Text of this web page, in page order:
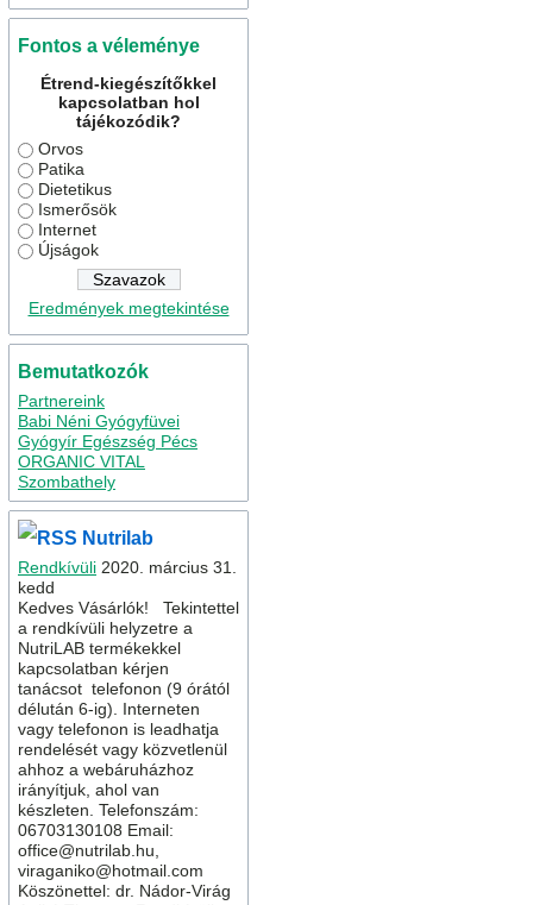
Fontos a véleménye
Étrend-kiegészítőkkel
kapcsolatban hol
tájékozódik?
Orvos
Patika
Dietetikus
Ismerősök
Internet
Újságok
Eredmények megtekintése
Bemutatkozók
Partnereink
Babi Néni Gyógyfüvei
Gyógyír Egészség Pécs
ORGANIC VITAL
Szombathely
Nutrilab
Rendkívüli 2020. március 31.
kedd
Kedves Vásárlók! Tekintettel
a rendkívüli helyzetre a
NutriLAB termékekkel
kapcsolatban kérjen
tanácsot telefonon (9 órától
délután 6-ig). Interneten
vagy telefonon is leadhatja
rendelését vagy közvetlenül
ahhoz a webáruházhoz
irányítjuk, ahol van
készleten. Telefonszám:
06703130108 Email:
office@nutrilab.hu,
viraganiko@hotmail.com
Köszönettel: dr. Nádor-Virág